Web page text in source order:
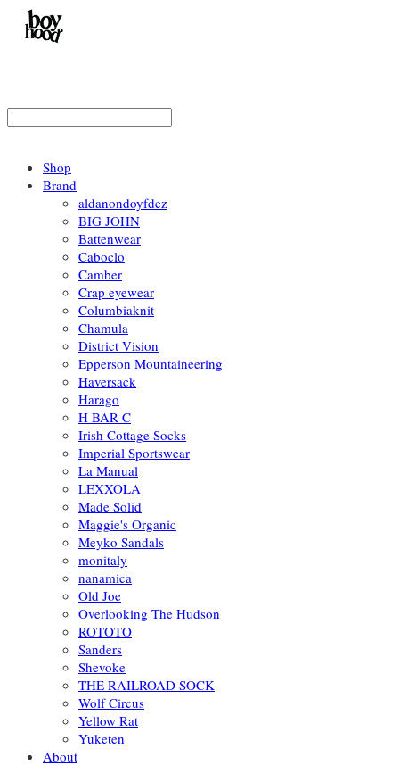
Shop
Brand
aldanondoyfdez
BIG JOHN
Battenwear
Caboclo
Camber
Crap eyewear
Columbiaknit
Chamula
District Vision
Epperson Mountaineering
Haversack
Harago
H BAR C
Irish Cottage Socks
Imperial Sportswear
La Manual
LEXXOLA
Made Solid
Maggie's Organic
Meyko Sandals
monitaly
nanamica
Old Joe
Overlooking The Hudson
ROTOTO
Sanders
Shevoke
THE RAILROAD SOCK
Wolf Circus
Yellow Rat
Yuketen
About